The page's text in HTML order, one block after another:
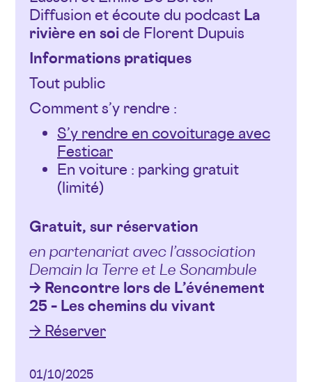
Diffusion et écoute du podcast La
rivière en soide Florent Dupuis
Informations pratiques
Tout public
Comment s’y rendre :
S’y rendre en covoiturage avec
Festicar
En voiture : parking gratuit
(limité)
Gratuit, sur réservation
en partenariat avec l’association
Demain la Terre et Le Sonambule
→ Rencontre lors de L’événement
25 – Les chemins du vivant
→ Réserver
01/10/2025